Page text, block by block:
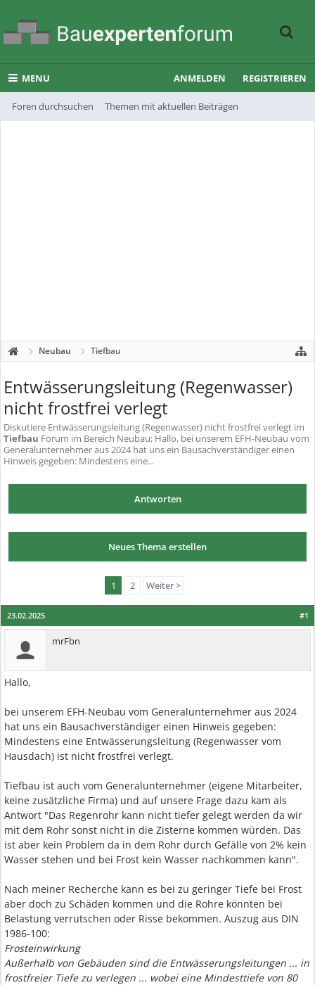
MENU
Foren durchsuchen Themen mit aktuellen Beiträgen
ANMELDEN REGISTRIEREN
Neubau Tiefbau
Entwässerungsleitung (Regenwasser)
nicht frostfrei verlegt
Diskutiere Entwässerungsleitung (Regenwasser) nicht frostfrei verlegt im
Tiefbau Forum im Bereich Neubau; Hallo, bei unserem EFH-Neubau vom
Generalunternehmer aus 2024 hat uns ein Bausachverständiger einen
Hinweis gegeben: Mindestens eine...
Antworten
Neues Thema erstellen
1 2 Weiter >
#1
23.02.2025
mrFbn
Hallo,
bei unserem EFH-Neubau vom Generalunternehmer aus 2024
hat uns ein Bausachverständiger einen Hinweis gegeben:
Mindestens eine Entwässerungsleitung (Regenwasser vom
Hausdach) ist nicht frostfrei verlegt.
Tiefbau ist auch vom Generalunternehmer (eigene Mitarbeiter,
keine zusätzliche Firma) und auf unsere Frage dazu kam als
Antwort "Das Regenrohr kann nicht tiefer gelegt werden da wir
mit dem Rohr sonst nicht in die Zisterne kommen würden. Das
ist aber kein Problem da in dem Rohr durch Gefälle von 2% kein
Wasser stehen und bei Frost kein Wasser nachkommen kann".
Nach meiner Recherche kann es bei zu geringer Tiefe bei Frost
aber doch zu Schäden kommen und die Rohre könnten bei
Belastung verrutschen oder Risse bekommen. Auszug aus DIN
1986-100:
Frosteinwirkung
Außerhalb von Gebäuden sind die Entwässerungsleitungen ... in
frostfreier Tiefe zu verlegen ... wobei eine Mindesttiefe von 80